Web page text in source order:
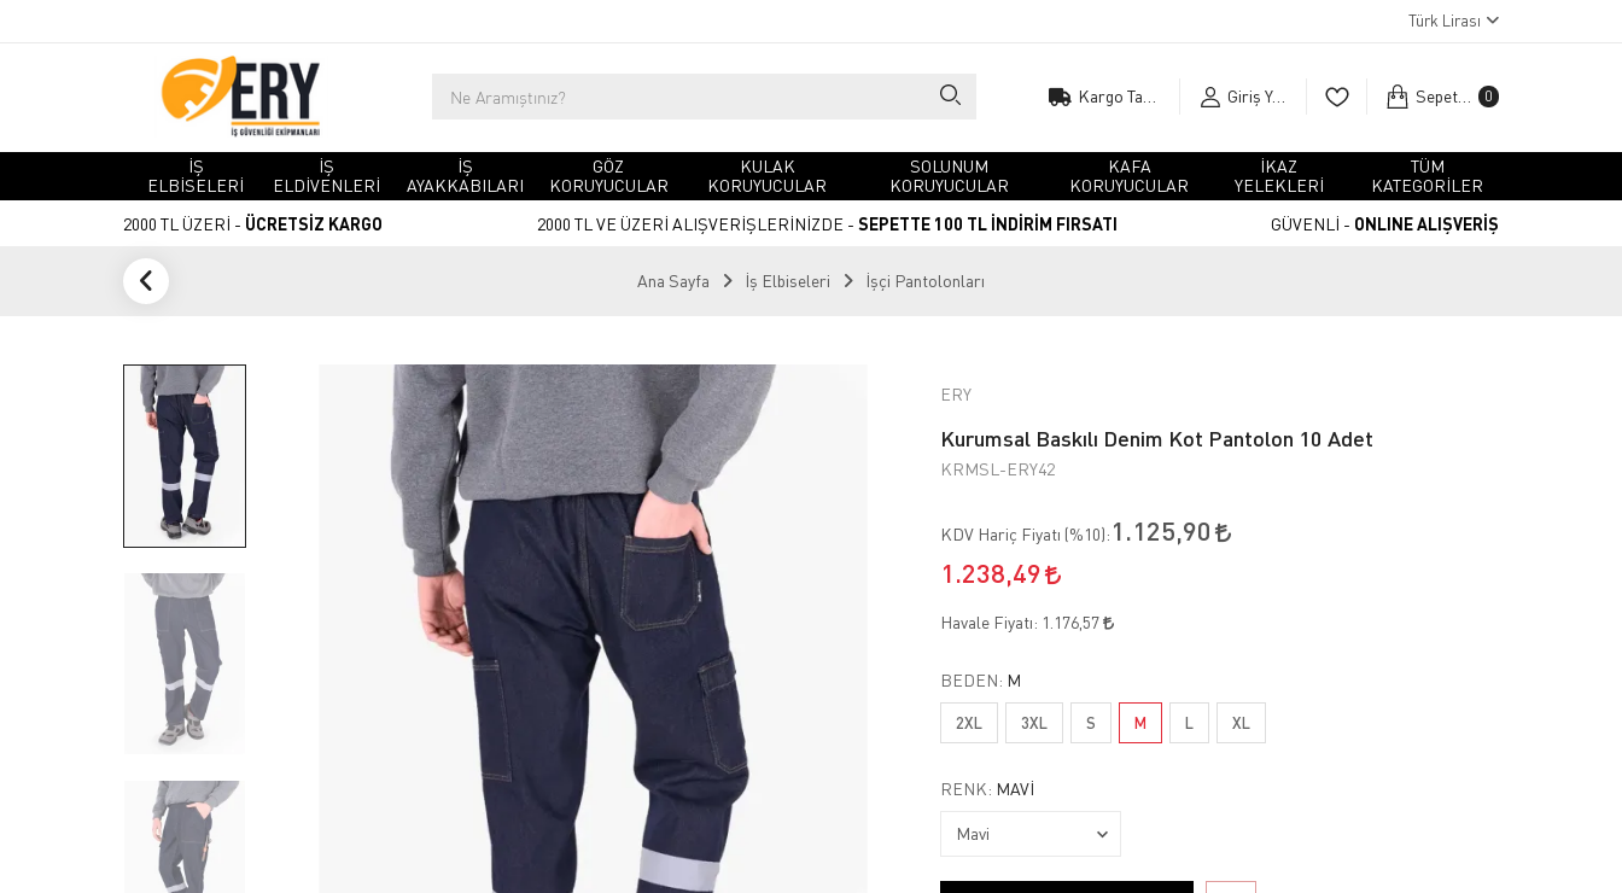
Türk Lirası
Giriş Yap Sepetim 0
İŞ
ELBİSELERİ
İŞ
ELDİVENLERİ
İŞ
AYAKKABILARI
GÖZ
KORUYUCULAR
KULAK
KORUYUCULAR
SOLUNUM
KORUYUCULAR
KAFA
KORUYUCULAR
İKAZ
YELEKLERİ
TÜM
KATEGORİLER
2000 TL ÜZERİ - ÜCRETSİZ KARGO 2000 TL VE ÜZERİ ALIŞVERİŞLERİNİZDE - SEPETTE 100 TL İNDİRİM FIRSATI GÜVENLİ - ONLINE ALIŞVERİŞ
Ana Sayfa İş Elbiseleri İşçi Pantolonları
ERY
Kurumsal Baskılı Denim Kot Pantolon 10 Adet
KRMSL-ERY42
KDV Hariç Fiyatı (%10): 1.125,90
1.238,49
Havale Fiyatı: 1.176,57
BEDEN: M
2XL 3XL S M L XL
RENK: MAVI